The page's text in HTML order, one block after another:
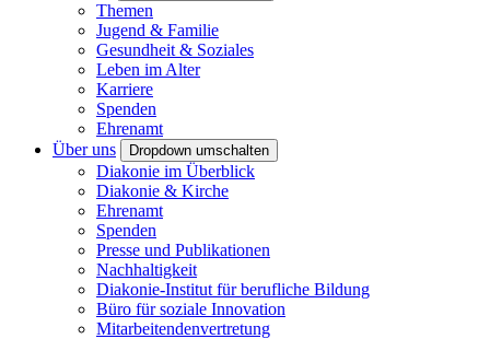
Themen
Jugend & Familie
Gesundheit & Soziales
Leben im Alter
Karriere
Spenden
Ehrenamt
Über uns
Dropdown umschalten
Diakonie im Überblick
Diakonie & Kirche
Ehrenamt
Spenden
Presse und Publikationen
Nachhaltigkeit
Diakonie-Institut für berufliche Bildung
Büro für soziale Innovation
Mitarbeitendenvertretung